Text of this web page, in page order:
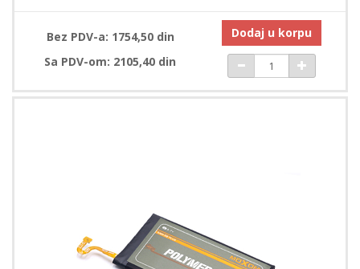
Bez PDV-a: 1754,50 din
Sa PDV-om: 2105,40 din
Dodaj u korpu